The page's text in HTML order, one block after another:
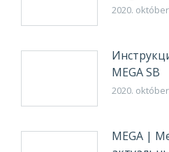
2020.
MEGA SB
2020.
MEGA |